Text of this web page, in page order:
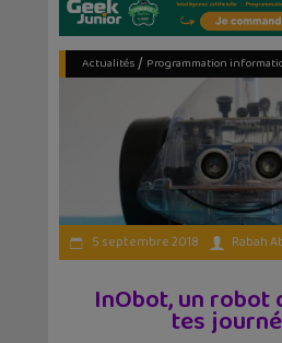
Actualités/ Programmation
5 septembre 2018 Rabah
InObot, un robot
tes